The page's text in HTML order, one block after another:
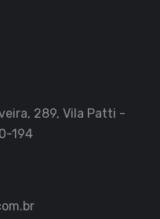
289, Vila Patti -
194